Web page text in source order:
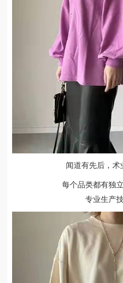
闻道有先后，术
每个品类都有独
专业生产